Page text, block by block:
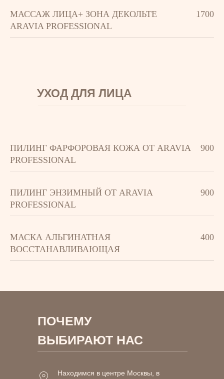
МАССАЖ ЛИЦА+ ЗОНА ДЕКОЛЬТЕ
ARAVIA PROFESSIОNAL
1700
УХОД ДЛЯ ЛИЦА
ПИЛИНГ ФАРФОРОВАЯ КОЖА ОТ ARAVIA
PROFESSIОNAL
900
ПИЛИНГ ЭНЗИМНЫЙ ОТ ARAVIA
PROFESSIОNAL
900
МАСКА АЛЬГИНАТНАЯ
ВОССТАНАВЛИВАЮЩАЯ
400
Находимся в центре Москвы, в
ПОЧЕМУ
ВЫБИРАЮТ НАС